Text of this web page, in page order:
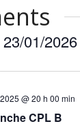
23/01/2026
CPL B
@ 20 h 00 min